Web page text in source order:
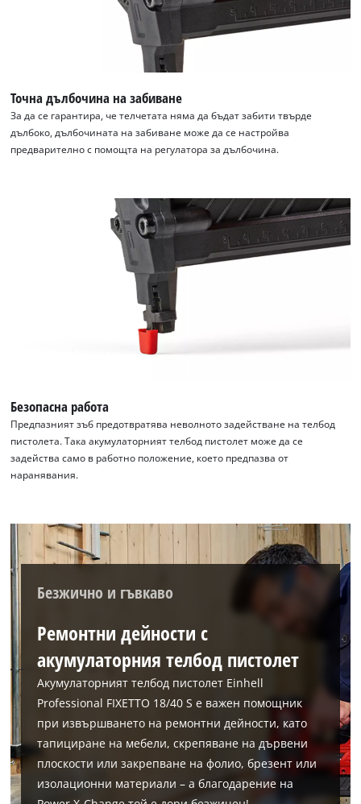
Точна дълбочина на забиване
За да се гарантира, че телчетата няма да бъдат забити твърде
дълбоко, дълбочината на забиване може да се настройва
предварително с помощта на регулатора за дълбочина.
Безопасна работа
Предпазният зъб предотвратява неволното задействане на телбод
пистолета. Така акумулаторният телбод пистолет може да се
задейства само в работно положение, което предпазва от
наранявания.
Безжично и гъвкаво
Ремонтни дейности с
акумулаторния телбод пистолет
Акумулаторният телбод пистолет Einhell
Professional FIXETTO 18/40 S е важен помощник
при извършването на ремонтни дейности, като
тапициране на мебели, скрепяване на дървени
плоскости или закрепване на фолио, брезент или
изолационни материали – а благодарение на